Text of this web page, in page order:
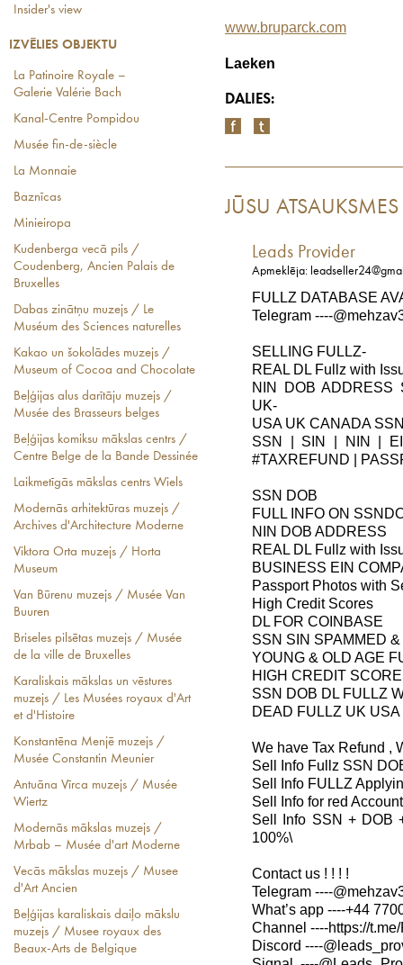
Insider's view
IZVĒLIES OBJEKTU
La Patinoire Royale –
Galerie Valérie Bach
Kanal-Centre Pompidou
Musée fin-de-siècle
La Monnaie
Baznīcas
Minieiropa
Kudenberga vecā pils /
Coudenberg, Ancien Palais de
Bruxelles
Dabas zinātņu muzejs / Le
Muséum des Sciences naturelles
Kakao un šokolādes muzejs /
Museum of Cocoa and Chocolate
Beļģijas alus darītāju muzejs /
Musée des Brasseurs belges
Beļģijas komiksu mākslas centrs /
Centre Belge de la Bande Dessinée
Laikmetīgās mākslas centrs Wiels
Modernās arhitektūras muzejs /
Archives d'Architecture Moderne
Viktora Orta muzejs / Horta
Museum
Van Būrenu muzejs / Musée Van
Buuren
Briseles pilsētas muzejs / Musée
de la ville de Bruxelles
Karaliskais mākslas un vēstures
muzejs / Les Musées royaux d'Art
et d'Histoire
Konstantēna Menjē muzejs /
Musée Constantin Meunier
Antuāna Vīrca muzejs / Musée
Wiertz
Modernās mākslas muzejs /
Mrbab – Musée d'art Moderne
Vecās mākslas muzejs / Musee
d'Art Ancien
Beļģijas karaliskais daiļo mākslu
muzejs / Musee royaux des
Beaux-Arts de Belgique
www.bruparck.com
Laeken
DALIES:
JŪSU ATSAUKSMES
Leads Provider
Apmeklēja:
FULLZ DATABASE
Telegram ----
SELLING FULLZ-
REAL DL Fullz with
NIN DOB ADDRESS
UK-
USA UK CANADA
SSN | SIN | NIN |
#TAXREFUND |
SSN DOB
FULL INFO ON
NIN DOB ADDRESS
REAL DL Fullz with
BUSINESS EIN
Passport Photos with
High Credit Scores
DL FOR COINBASE
SSN SIN SPAMMED
YOUNG & OLD AGE
HIGH CREDIT
SSN DOB DL FULLZ
DEAD FULLZ UK
We have Tax Refund ,
Sell Info Fullz SSN
Sell Info FULLZ
Sell Info for red
Sell Info SSN + DOB
100%\
Contact us ! ! ! !
Telegram ----
What’s app ----+44
Channel ----https://
Discord ----